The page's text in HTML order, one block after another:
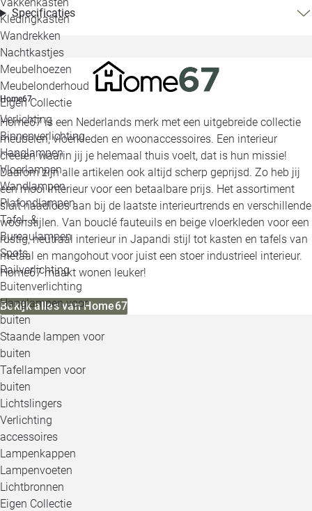
Kledingkasten
Wandrekken
Nachtkastjes
Meubelhoezen
Meubelonderhoud
Eigen Collectie
Verlichting
Binnenverlichting
Hanglampen
Vloerlampen
Wandlampen
Plafondlampen
Tafel- &
Bureaulampen
Spots
Railverlichting
Buitenverlichting
Hanglampen voor
buiten
Staande lampen voor
buiten
Tafellampen voor
buiten
Lichtslingers
Verlichting
accessoires
Lampenkappen
Lampenvoeten
Lichtbronnen
Eigen Collectie
Specificaties
Home67
Home67 is een Nederlands merk met een uitgebreide collectie
meubelen, vloerkleden en woonaccessoires. Een interieur
creëren waarin jij je helemaal thuis voelt, dat is hun missie!
Daarom zijn alle artikelen ook altijd scherp geprijsd. Zo heb jij
een mooi interieur voor een betaalbare prijs. Het assortiment
sluit naadloos aan bij de laatste interieurtrends en verschillende
woonstijlen. Van bouclé fauteuils en beige vloerkleden voor een
rustig, neutraal interieur in Japandi stijl tot kasten en tafels van
metaal en mangohout voor juist een stoer industrieel interieur.
Home67 maakt wonen leuker!
Bekijk alles van Home67